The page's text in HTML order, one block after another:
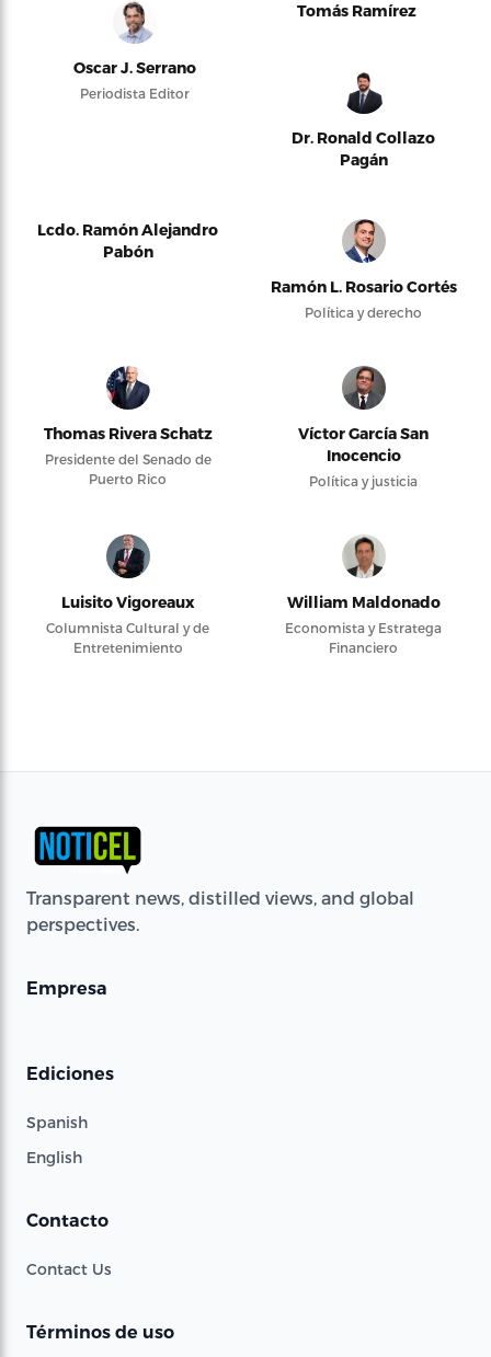
Oscar J. Serrano
Periodista Editor
Tomás Ramírez
Dr. Ronald Collazo
Pagán
Lcdo. Ramón Alejandro
Pabón
Ramón L. Rosario Cortés
Política y derecho
Thomas Rivera Schatz
Presidente del Senado de
Puerto Rico
Víctor García San
Inocencio
Política y justicia
Luisito Vigoreaux
Columnista Cultural y de
Entretenimiento
William Maldonado
Economista y Estratega
Financiero
Transparent news, distilled views, and global
perspectives.
Empresa
Ediciones
Spanish
English
Contacto
Contact Us
Términos de uso